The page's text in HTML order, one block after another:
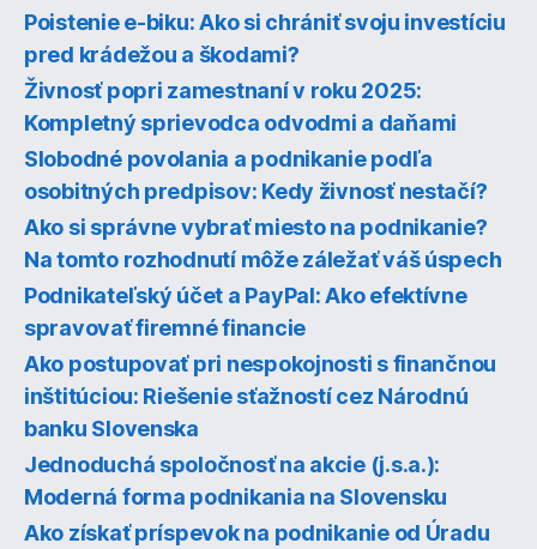
Poistenie e-biku: Ako si chrániť svoju investíciu
pred krádežou a škodami?
Živnosť popri zamestnaní v roku 2025:
Kompletný sprievodca odvodmi a daňami
Slobodné povolania a podnikanie podľa
osobitných predpisov: Kedy živnosť nestačí?
Ako si správne vybrať miesto na podnikanie?
Na tomto rozhodnutí môže záležať váš úspech
Podnikateľský účet a PayPal: Ako efektívne
spravovať firemné financie
Ako postupovať pri nespokojnosti s finančnou
inštitúciou: Riešenie sťažností cez Národnú
banku Slovenska
Jednoduchá spoločnosť na akcie (j.s.a.):
Moderná forma podnikania na Slovensku
Ako získať príspevok na podnikanie od Úradu